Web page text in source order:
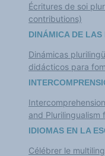
Écritures de soi
contributions)
DINÁMICA DE
Dinámicas
didácticos para
and Plurilingualism
IDIOMAS EN LA
Célébrer le